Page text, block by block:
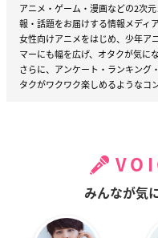
アニメ・ゲーム・漫画などの2次
報・話題をお届けする情報メディ
女性向けアニメをはじめ、少年ア
マーにも幅を広げ、オタクが気に
さらに、アンケート・ランキング
タクがワクワク楽しめるようなコ
みんなが気